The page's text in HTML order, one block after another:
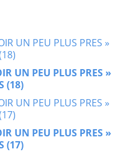
UN PEU PLUS PRES »
(18)
UN PEU PLUS PRES »
(17)